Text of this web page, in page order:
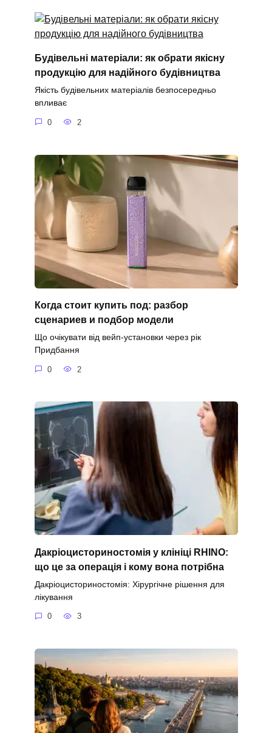
Будівельні матеріали: як обрати якісну
продукцію для надійного будівництва
Якість будівельних матеріалів безпосередньо
впливає
0 2
Когда стоит купить под: разбор
сценариев и подбор модели
Що очікувати від вейп-установки через рік
Придбання
0 2
Дакріоцисториностомія у клініці RHINO:
що це за операція і кому вона потрібна
Дакріоцисториностомія: Хірургічне рішення для
лікування
0 3